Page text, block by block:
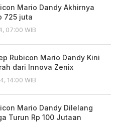
Mario Dandy Akhirnya
725 juta
07:00 WIB
Rubicon Mario Dandy Kini
dari Innova Zenix
14:00 WIB
Mario Dandy Dilelang
Turun Rp 100 Jutaan